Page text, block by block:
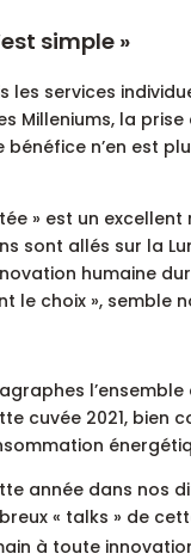
simple »
les services
Milleniums, la
n’en est
» est un
sont allés sur la
humaine
le choix », semble
cuvée 2021, bien
année dans nos
« talks » de
à toute